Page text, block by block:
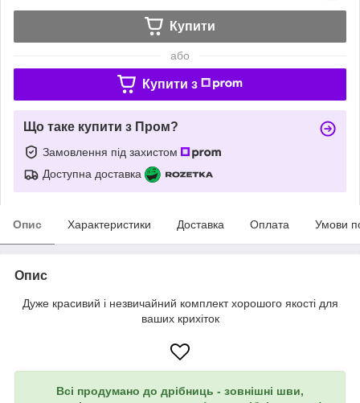
Купити
або
Купити з
Що таке купити з Пром?
Замовлення під захистом
Доступна доставка
Опис Характеристики Доставка Оплата Умови
Опис
Дуже красивий і незвичайний комплект хорошого якості для
ваших крихіток
Всі продумано до дрібниць - зовнішні шви,